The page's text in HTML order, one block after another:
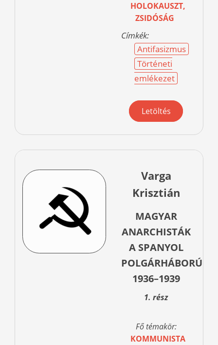
HOLOKAUSZT,
ZSIDÓSÁG
Címkék:
Antifasizmus
Történeti
emlékezet
Letöltés
Varga
Krisztián
MAGYAR
ANARCHISTÁK
A SPANYOL
1936–1939
1. rész
Fő témakör:
KOMMUNISTA